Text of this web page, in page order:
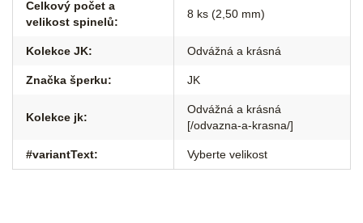
Celkový počet a
velikost spinelů:
8 ks (2,50 mm)
Kolekce JK: Odvážná a krásná
Značka šperku: JK
Kolekce jk:
Odvážná a krásná
[/odvazna-a-krasna/]
#variantText: Vyberte velikost